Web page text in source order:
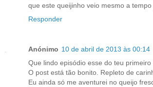
que este queijinho veio mesmo a tempo
Responder
Anónimo 10 de abril de 2013 às 00:14
Que lindo episódio esse do teu primeiro
O post está tão bonito. Repleto de
Eu ainda só me aventurei no queijo